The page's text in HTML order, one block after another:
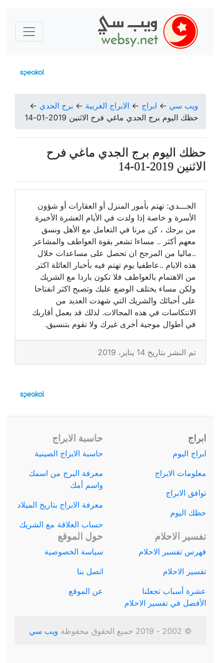
ويب سي ← ابراج ← الابراج الغربية ← برج الجدي ←
حظك اليوم برج الجدي ماغي فرح الاثنين 2019-01-14
حظك اليوم برج الجدي ماغي فرح
الاثنين 2019-01-14
الجـــدي: تهتم بأمور المنزل أو العقارات أو شؤون
الأسرة و خاصة إذا ولدت في الأيام العشرة الأخيرة
من برجك ، كن مرنا في التعامل مع الأهل ونسق
معهم أكثر .. مساءا تشعر بقوة العواطف والمشاعر
..ماليا من المرجح ان تحصل على مساعدات خلال
هذه الايام ..عاطفيا يوم تهتم فيه بأخبار العائلة اكثر
من الاهتمام بالعواطف فلا تكون باردا مع الشريك
ولكن مساء يختلف الوضع عليك وتصبح اكثر انفتاحا
على أحبائك والشريك التي شهدت العديد من
الانتكاسات في هذه المجالات. لذلك قد يعمل أقاربك
في أطوال موجية أخرى غيرك ولا تقوم بتنسيق.
تم النشر بتاريخ 14 يناير، 2019
ابراج
ابراج اليوم
معلومات الابراج
توافق الابراج
حظك اليوم
حاسبة الابراج
حاسبة الابراج الصينية
معرفة البرج من اسمك
واسم أمك
معرفة الابراج بتاريخ الميلاد
حساب العلاقة مع الشريك
تفسير الاحلام
فهرس تفسير الاحلام
تفسير الاحلام
عشرة أسباب تجعلنا
الأفضل في تفسير الاحلام
حول الموقع
سياسة الخصوصية
اتصل بنا
عن الموقع
© 2002 - 2019 جميع الحقوق محفوظة ويب سي